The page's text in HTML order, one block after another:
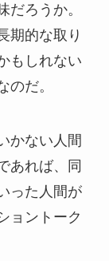
だろうか。
期的な取り
もしれない
のだ。
かない人間
あれば、同
った人間が
ョントーク